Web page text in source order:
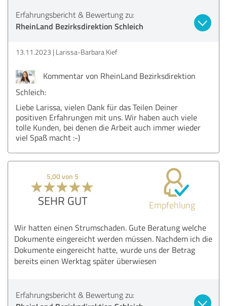
Erfahrungsbericht & Bewertung zu:
RheinLand Bezirksdirektion Schleich
13.11.2023 Larissa-Barbara Kief
Kommentar von RheinLand Bezirksdirektion
Schleich:
Liebe Larissa, vielen Dank für das Teilen Deiner
positiven Erfahrungen mit uns. Wir haben auch viele
tolle Kunden, bei denen die Arbeit auch immer wieder
viel Spaß macht :-)
5,00 von 5
SEHR GUT Empfehlung
Wir hatten einen Strumschaden. Gute Beratung welche
Dokumente eingereicht werden müssen. Nachdem ich die
Dokumente eingereicht hatte, wurde uns der Betrag
bereits einen Werktag später überwiesen
Erfahrungsbericht & Bewertung zu: